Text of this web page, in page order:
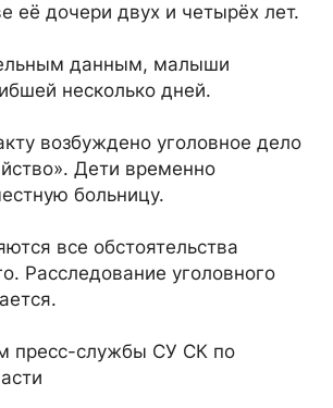
её дочери двух и четырёх лет.
данным, малыши
несколько дней.
возбуждено уголовное дело
Дети временно
больницу.
все обстоятельства
Расследование уголовного
пресс-службы СУ СК по